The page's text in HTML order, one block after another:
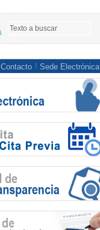
Contacto Sede Electrónica